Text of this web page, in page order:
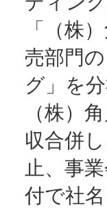
「（株
売部門
グ」を
（株）
収合併
止、事
付で社